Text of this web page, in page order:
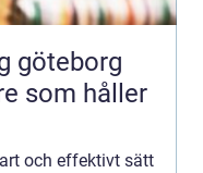
göteborg
som håller
och effektivt sätt